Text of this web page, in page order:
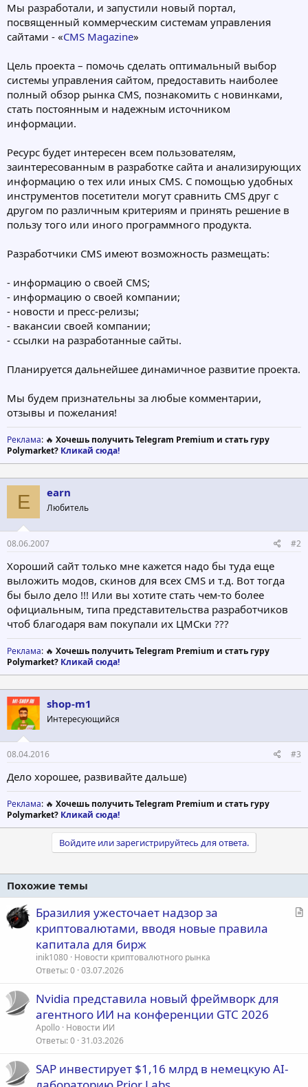
Мы разработали, и запустили новый портал,
посвященный коммерческим системам управления
сайтами - «CMS Magazine»
Цель проекта – помочь сделать оптимальный выбор
системы управления сайтом, предоставить наиболее
полный обзор рынка CMS, познакомить с новинками,
стать постоянным и надежным источником
информации.
Ресурс будет интересен всем пользователям,
заинтересованным в разработке сайта и анализирующих
информацию о тех или иных CMS. С помощью удобных
инструментов посетители могут сравнить CMS друг с
другом по различным критериям и принять решение в
пользу того или иного программного продукта.
Разработчики CMS имеют возможность размещать:
- информацию о своей CMS;
- информацию о своей компании;
- новости и пресс-релизы;
- вакансии своей компании;
- ссылки на разработанные сайты.
Планируется дальнейшее динамичное развитие проекта.
Мы будем признательны за любые комментарии,
отзывы и пожелания!
Реклама: 🔥 Хочешь получить Telegram Premium и стать гуру
Polymarket? Кликай сюда!
E earn
Любитель
08.06.2007 #2
Хороший сайт только мне кажется надо бы туда еще
выложить модов, скинов для всех CMS и т.д. Вот тогда
бы было дело !!! Или вы хотите стать чем-то более
официальным, типа представительства разработчиков
чтоб благодаря вам покупали их ЦМСки ???
Реклама: 🔥 Хочешь получить Telegram Premium и стать гуру
Polymarket? Кликай сюда!
shop-m1
Интересующийся
08.04.2016 #3
Дело хорошее, развивайте дальше)
Реклама: 🔥 Хочешь получить Telegram Premium и стать гуру
Polymarket? Кликай сюда!
Войдите или зарегистрируйтесь для ответа.
Похожие темы
С
Бразилия ужесточает надзор за
криптовалютами, вводя новые правила
капитала для бирж
inik1080 Новости криптовалютного рынка
Ответы 0 03.07.2026
Nvidia представила новый фреймворк для
агентного ИИ на конференции GTC 2026
Apollo Новости ИИ
Ответы 0 31.03.2026
SAP инвестирует $1,16 млрд в немецкую AI-